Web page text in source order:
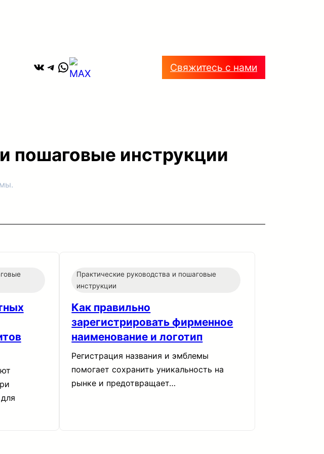
ВКонтакте
Telegram
WhatsApp Свяжитесь с нами
пошаговые инструкции
Практические руководства и пошаговые
инструкции
Как правильно
зарегистрировать фирменное
наименование и логотип
Регистрация названия и эмблемы
помогает сохранить уникальность на
рынке и предотвращает…